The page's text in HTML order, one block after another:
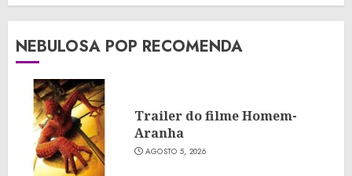
NEBULOSA POP RECOMENDA
Trailer do filme Homem-
Aranha
AGOSTO 5, 2026